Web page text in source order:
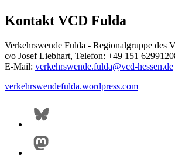
Kontakt VCD Fulda
Verkehrswende Fulda - Regionalgruppe des
c/o Josef Liebhart, Telefon: +49 151
E-Mail: verkehrswende.fulda@vcd-hessen.de
verkehrswendefulda.wordpress.com